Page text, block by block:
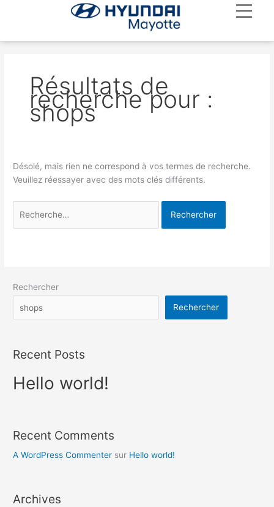
Résultats de
recherche pour :
shops
Désolé, mais rien ne correspond à vos termes de recherche.
Veuillez réessayer avec des mots clés différents.
Rechercher
Rechercher
Recent Posts
Hello world!
Recent Comments
A WordPress Commenter sur Hello world!
Archives